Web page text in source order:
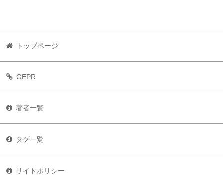
トップページ
GEPR
著者一覧
タグ一覧
サイトポリシー